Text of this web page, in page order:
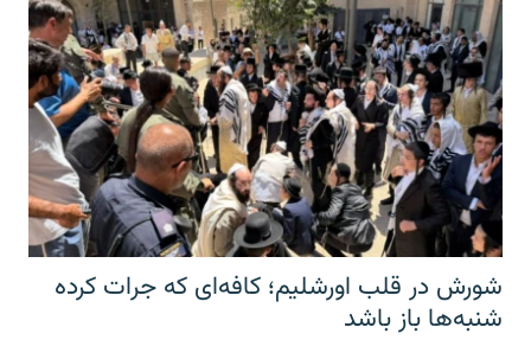
شورش در قلب اورشلیم؛ کافه‌ای که جرات کرده
شنبه‌ها باز باشد